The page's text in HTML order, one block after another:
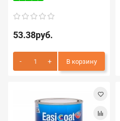
53.38руб.
В корзину